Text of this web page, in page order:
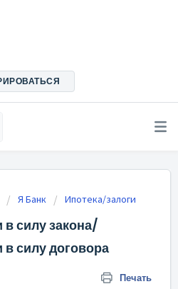
Я Банк Ипотека/залоги
силу закона/
силу договора
Печать